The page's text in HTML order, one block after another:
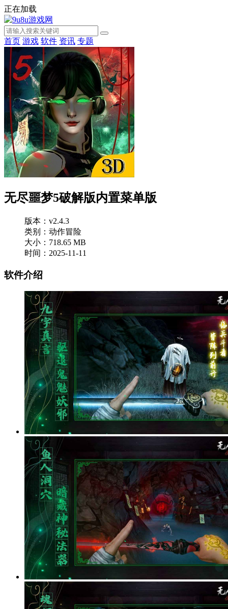
正在加载
首页 游戏 软件 资讯 专题
无尽噩梦5破解版内置菜单版
版本：v2.4.3
类别：动作冒险
大小：718.65 MB
时间：2025-11-11
软件介绍